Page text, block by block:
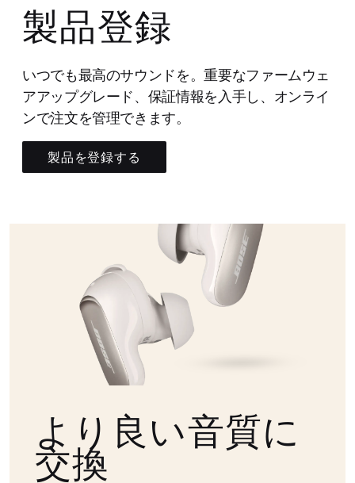
製品登録
いつでも最高のサウンドを。重要なファームウェ
アアップグレード、保証情報を入手し、オンライ
ンで注文を管理できます。
製品を登録する
より良い音質に
交換